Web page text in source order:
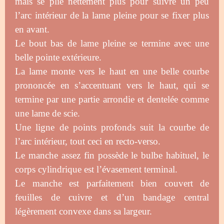
l’arc intérieur de la lame pleine pour se fixer plus
en avant.
Le bout bas de lame pleine se termine avec une
belle pointe extérieure.
La lame monte vers le haut en une belle courbe
prononcée en s’accentuant vers le haut, qui se
termine par une partie arrondie et dentelée comme
une lame de scie.
Une ligne de points profonds suit la courbe de
l’arc intérieur, tout ceci en recto-verso.
Le manche assez fin possède le bulbe habituel, le
corps cylindrique est l’évasement terminal.
Le manche est parfaitement bien couvert de
feuilles de cuivre et d’un bandage central
légèrement convexe dans sa largeur.